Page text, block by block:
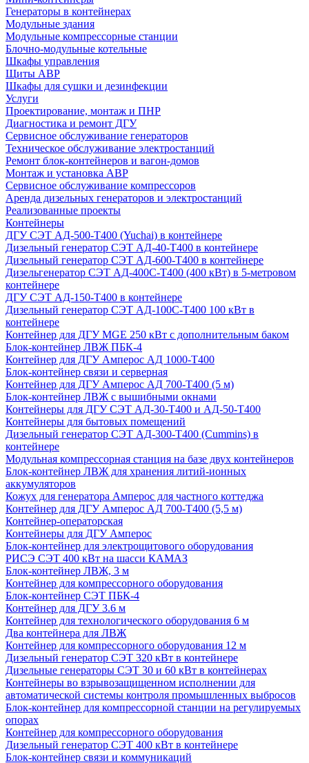
Генераторы в контейнерах
Модульные здания
Модульные компрессорные станции
Блочно-модульные котельные
Шкафы управления
Щиты АВР
Шкафы для сушки и дезинфекции
Услуги
Проектирование, монтаж и ПНР
Диагностика и ремонт ДГУ
Сервисное обслуживание генераторов
Техническое обслуживание электростанций
Ремонт блок-контейнеров и вагон-домов
Монтаж и установка АВР
Сервисное обслуживание компрессоров
Аренда дизельных генераторов и электростанций
Реализованные проекты
Контейнеры
ДГУ СЭТ АД-500-Т400 (Yuchai) в контейнере
Дизельный генератор СЭТ АД-40-Т400 в контейнере
Дизельный генератор СЭТ АД-600-Т400 в контейнере
Дизельгенератор СЭТ АД-400С-Т400 (400 кВт) в 5-метровом
контейнере
ДГУ СЭТ АД-150-Т400 в контейнере
Дизельный генератор СЭТ АД-100С-Т400 100 кВт в
контейнере
Контейнер для ДГУ MGE 250 кВт с дополнительным баком
Блок-контейнер ЛВЖ ПБК-4
Контейнер для ДГУ Амперос АД 1000-Т400
Блок-контейнер связи и серверная
Контейнер для ДГУ Амперос АД 700-Т400 (5 м)
Блок-контейнер ЛВЖ с вышибными окнами
Контейнеры для ДГУ СЭТ АД-30-Т400 и АД-50-Т400
Контейнеры для бытовых помещений
Дизельный генератор СЭТ АД-300-Т400 (Cummins) в
контейнере
Модульная компрессорная станция на базе двух контейнеров
Блок-контейнер ЛВЖ для хранения литий-ионных
аккумуляторов
Кожух для генератора Амперос для частного коттеджа
Контейнер для ДГУ Амперос АД 700-Т400 (5,5 м)
Контейнер-операторская
Контейнеры для ДГУ Амперос
Блок-контейнер для электрощитового оборудования
РИСЭ СЭТ 400 кВт на шасси КАМАЗ
Блок-контейнер ЛВЖ, 3 м
Контейнер для компрессорного оборудования
Блок-контейнер СЭТ ПБК-4
Контейнер для ДГУ 3.6 м
Контейнер для технологического оборудования 6 м
Два контейнера для ЛВЖ
Контейнер для компрессорного оборудования 12 м
Дизельный генератор СЭТ 320 кВт в контейнере
Дизельные генераторы СЭТ 30 и 60 кВт в контейнерах
Контейнеры во взрывозащищенном исполнении для
автоматической системы контроля промышленных выбросов
Блок-контейнер для компрессорной станции на регулируемых
опорах
Контейнер для компрессорного оборудования
Дизельный генератор СЭТ 400 кВт в контейнере
Блок-контейнер связи и коммуникаций